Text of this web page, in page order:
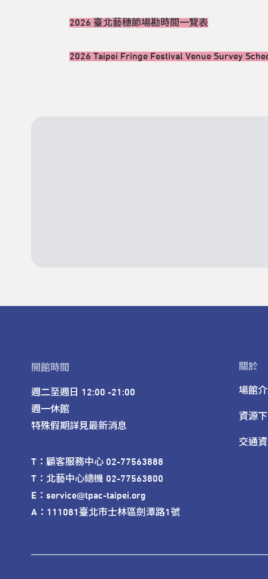
2026 臺北藝穗節場勘時間一覽表
2026 Taipei Fringe Festival Venue Survey
開館時間
週二至週日 12:00 -21:00
週一休館
特殊假期詳見最新消息
T：顧客服務中心 02-77563888
T：北藝中心總機 02-77563800
E：service@tpac-taipei.org
A：111081臺北市士林區劍潭路1號
關於
場館
資源
交通